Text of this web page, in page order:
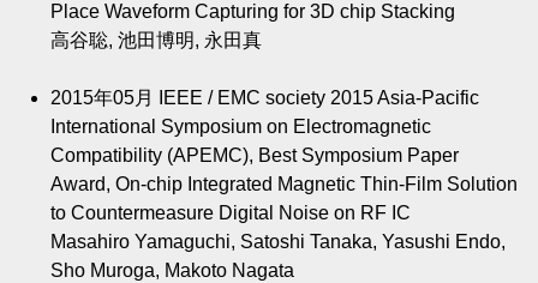
Place Waveform Capturing for 3D chip Stacking
高谷聡, 池田博明, 永田真
2015年05月
IEEE / EMC society 2015 Asia-Pacific
International Symposium on Electromagnetic
Compatibility (APEMC), Best Symposium Paper
Award, On-chip Integrated Magnetic Thin-Film Solution
to Countermeasure Digital Noise on RF IC
Masahiro Yamaguchi, Satoshi Tanaka, Yasushi Endo,
Sho Muroga, Makoto Nagata